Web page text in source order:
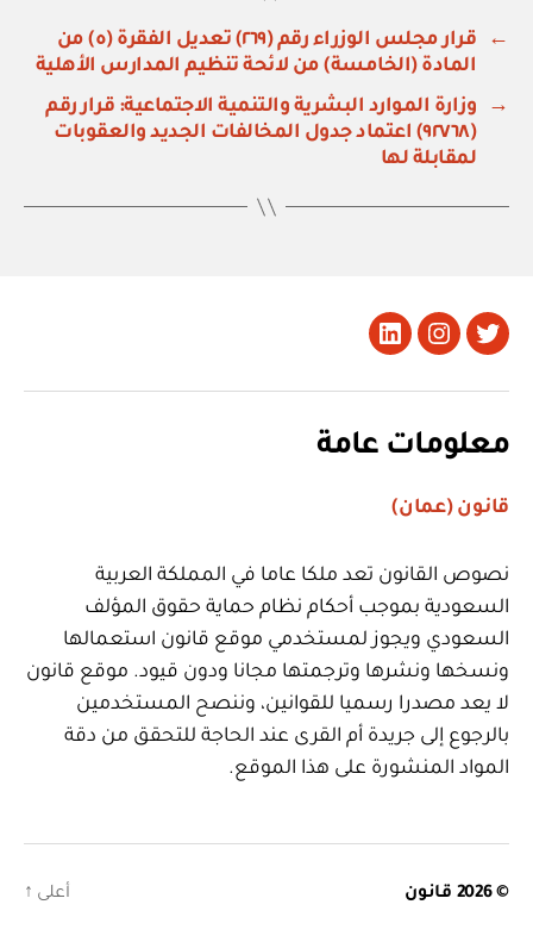
←
قرار مجلس الوزراء رقم (٢٦٩) تعديل الفقرة (ه) من
المادة (الخامسة) من لائحة تنظيم المدارس الأهلية
→
وزارة الموارد البشرية والتنمية الاجتماعية: قرار رقم
(٩٢٧٦٨) اعتماد جدول المخالفات الجديد والعقوبات
لمقابلة لها
تويتر Instagram
LinkedIn
معلومات عامة
قانون (عمان)
نصوص القانون تعد ملكا عاما في المملكة العربية
السعودية بموجب أحكام نظام حماية حقوق المؤلف
السعودي ويجوز لمستخدمي موقع قانون استعمالها
ونسخها ونشرها وترجمتها مجانا ودون قيود. موقع قانون
لا يعد مصدرا رسميا للقوانين، وننصح المستخدمين
بالرجوع إلى جريدة أم القرى عند الحاجة للتحقق من دقة
المواد المنشورة على هذا الموقع.
© 2026 قانون أعلى ↑